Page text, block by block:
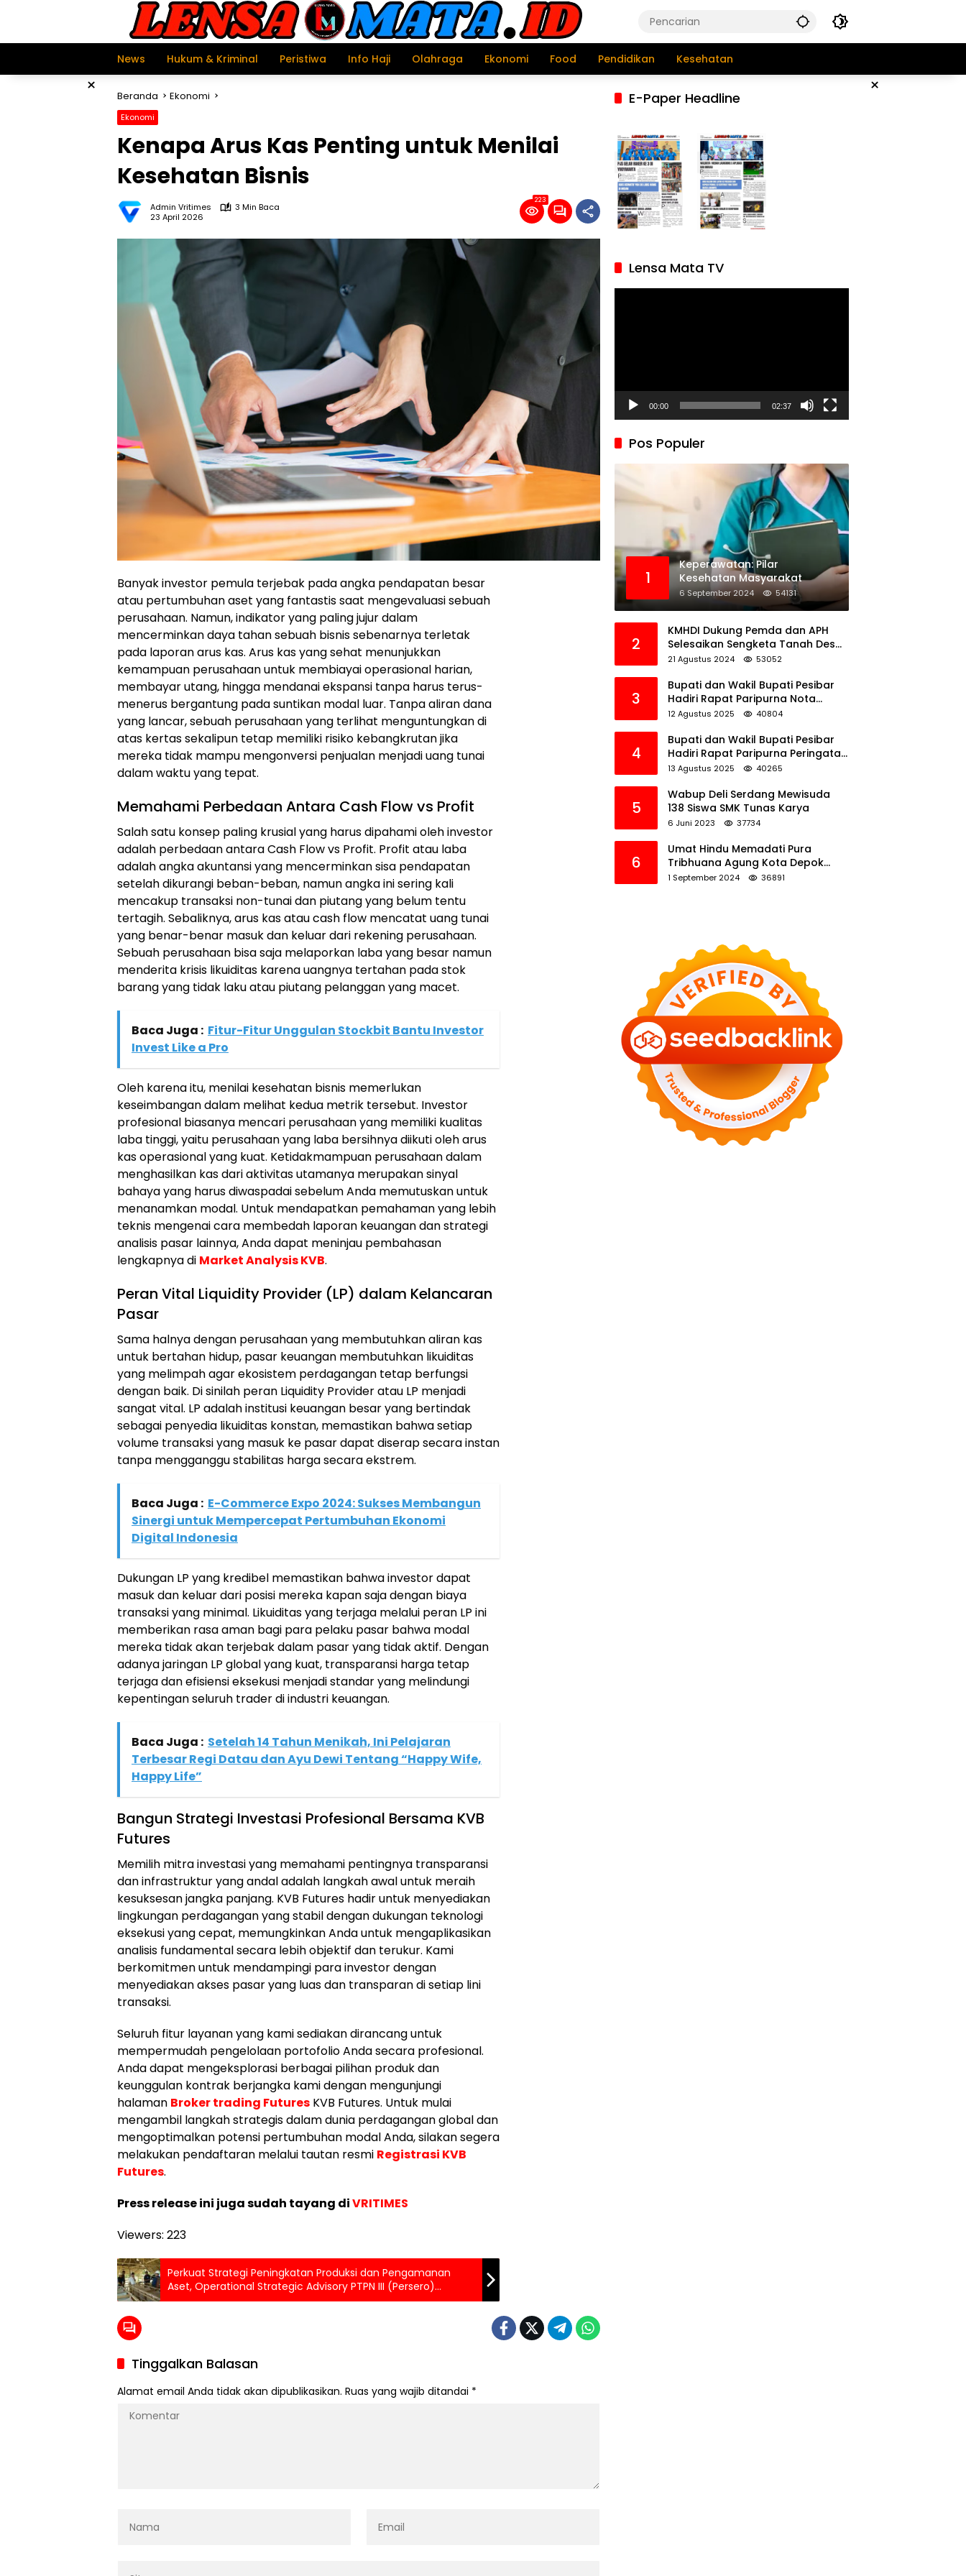
News
Hukum & Kriminal Peristiwa Info Haji Olahraga Ekonomi Food Pendidikan Kesehatan
× ×
Beranda Ekonomi
Ekonomi
Kenapa Arus Kas Penting untuk Menilai
Kesehatan Bisnis
Admin Vritimes
3 Min Baca
23 April 2026
223
Banyak investor pemula terjebak pada angka pendapatan besar
atau pertumbuhan aset yang fantastis saat mengevaluasi sebuah
perusahaan. Namun, indikator yang paling jujur dalam
mencerminkan daya tahan sebuah bisnis sebenarnya terletak
pada laporan arus kas. Arus kas yang sehat menunjukkan
kemampuan perusahaan untuk membiayai operasional harian,
membayar utang, hingga mendanai ekspansi tanpa harus terus-
menerus bergantung pada suntikan modal luar. Tanpa aliran dana
yang lancar, sebuah perusahaan yang terlihat menguntungkan di
atas kertas sekalipun tetap memiliki risiko kebangkrutan jika
mereka tidak mampu mengonversi penjualan menjadi uang tunai
dalam waktu yang tepat.
Memahami Perbedaan Antara Cash Flow vs Profit
Salah satu konsep paling krusial yang harus dipahami oleh investor
adalah perbedaan antara Cash Flow vs Profit. Profit atau laba
adalah angka akuntansi yang mencerminkan sisa pendapatan
setelah dikurangi beban-beban, namun angka ini sering kali
mencakup transaksi non-tunai dan piutang yang belum tentu
tertagih. Sebaliknya, arus kas atau cash flow mencatat uang tunai
yang benar-benar masuk dan keluar dari rekening perusahaan.
Sebuah perusahaan bisa saja melaporkan laba yang besar namun
menderita krisis likuiditas karena uangnya tertahan pada stok
barang yang tidak laku atau piutang pelanggan yang macet.
Baca Juga : Fitur-Fitur Unggulan Stockbit Bantu Investor
Invest Like a Pro
Oleh karena itu, menilai kesehatan bisnis memerlukan
keseimbangan dalam melihat kedua metrik tersebut. Investor
profesional biasanya mencari perusahaan yang memiliki kualitas
laba tinggi, yaitu perusahaan yang laba bersihnya diikuti oleh arus
kas operasional yang kuat. Ketidakmampuan perusahaan dalam
menghasilkan kas dari aktivitas utamanya merupakan sinyal
bahaya yang harus diwaspadai sebelum Anda memutuskan untuk
menanamkan modal. Untuk mendapatkan pemahaman yang lebih
teknis mengenai cara membedah laporan keuangan dan strategi
analisis pasar lainnya, Anda dapat meninjau pembahasan
lengkapnya di Market Analysis KVB.
Peran Vital Liquidity Provider (LP) dalam Kelancaran
Pasar
Sama halnya dengan perusahaan yang membutuhkan aliran kas
untuk bertahan hidup, pasar keuangan membutuhkan likuiditas
yang melimpah agar ekosistem perdagangan tetap berfungsi
dengan baik. Di sinilah peran Liquidity Provider atau LP menjadi
sangat vital. LP adalah institusi keuangan besar yang bertindak
sebagai penyedia likuiditas konstan, memastikan bahwa setiap
volume transaksi yang masuk ke pasar dapat diserap secara instan
tanpa mengganggu stabilitas harga secara ekstrem.
Baca Juga : E-Commerce Expo 2024: Sukses Membangun
Sinergi untuk Mempercepat Pertumbuhan Ekonomi
Digital Indonesia
Dukungan LP yang kredibel memastikan bahwa investor dapat
masuk dan keluar dari posisi mereka kapan saja dengan biaya
transaksi yang minimal. Likuiditas yang terjaga melalui peran LP ini
memberikan rasa aman bagi para pelaku pasar bahwa modal
mereka tidak akan terjebak dalam pasar yang tidak aktif. Dengan
adanya jaringan LP global yang kuat, transparansi harga tetap
terjaga dan efisiensi eksekusi menjadi standar yang melindungi
kepentingan seluruh trader di industri keuangan.
Baca Juga : Setelah 14 Tahun Menikah, Ini Pelajaran
Terbesar Regi Datau dan Ayu Dewi Tentang “Happy Wife,
Happy Life”
Bangun Strategi Investasi Profesional Bersama KVB
Futures
Memilih mitra investasi yang memahami pentingnya transparansi
dan infrastruktur yang andal adalah langkah awal untuk meraih
kesuksesan jangka panjang. KVB Futures hadir untuk menyediakan
lingkungan perdagangan yang stabil dengan dukungan teknologi
eksekusi yang cepat, memungkinkan Anda untuk mengaplikasikan
analisis fundamental secara lebih objektif dan terukur. Kami
berkomitmen untuk mendampingi para investor dengan
menyediakan akses pasar yang luas dan transparan di setiap lini
transaksi.
Seluruh fitur layanan yang kami sediakan dirancang untuk
mempermudah pengelolaan portofolio Anda secara profesional.
Anda dapat mengeksplorasi berbagai pilihan produk dan
keunggulan kontrak berjangka kami dengan mengunjungi
halaman Broker trading Futures KVB Futures. Untuk mulai
mengambil langkah strategis dalam dunia perdagangan global dan
mengoptimalkan potensi pertumbuhan modal Anda, silakan segera
melakukan pendaftaran melalui tautan resmi Registrasi KVB
Futures.
Press release ini juga sudah tayang diVRITIMES
Viewers: 223
Perkuat Strategi Peningkatan Produksi dan Pengamanan
Aset, Operational Strategic Advisory PTPN III (Persero)
Kunjungi PTPN IV Regional VII
Tinggalkan Balasan
Alamat email Anda tidak akan dipublikasikan. Ruas yang wajib ditandai *
E-Paper Headline
Lensa Mata TV
00:00 02:37
Pos Populer
1
Keperawatan: Pilar
Kesehatan Masyarakat
6 September 2024 54131
2
KMHDI Dukung Pemda dan APH
Selesaikan Sengketa Tanah Desa
Tawamalewe
21 Agustus 2024 53052
3
Bupati dan Wakil Bupati Pesibar
Hadiri Rapat Paripurna Nota
Keuangan Ranperda APBD
12 Agustus 2025 40804
4
Bupati dan Wakil Bupati Pesibar
Hadiri Rapat Paripurna Peringatan
HUT Ke-12 Pesibar
13 Agustus 2025 40265
5
Wabup Deli Serdang Mewisuda
138 Siswa SMK Tunas Karya
6 Juni 2023 37734
6
Umat Hindu Memadati Pura
Tribhuana Agung Kota Depok
Jawa Barat
1 September 2024 36891